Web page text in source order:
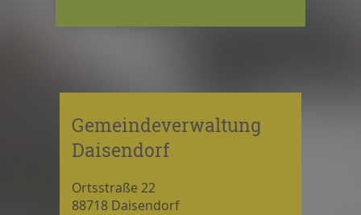
Gemeindeverwaltung
Daisendorf
Ortsstraße 22
88718 Daisendorf